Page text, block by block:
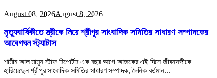
August 08, 2026August 8, 2026
মৃত্যুবার্ষিকীতে স্ত্রীকে নিয়ে শ্রীপুর সাংবাদিক সমিতির সাধারণ সম্পাদকের
আবেগঘন স্ট্যাটাস
শামীম আল মামুন স্টাফ রিপোর্টার ​এক বছর আগে আজকের এই দিনে জীবনসঙ্গীকে
হারিয়েছেন শ্রীপুর সাংবাদিক সমিতির সাধারণ সম্পাদক, দৈনিক বর্তমান...